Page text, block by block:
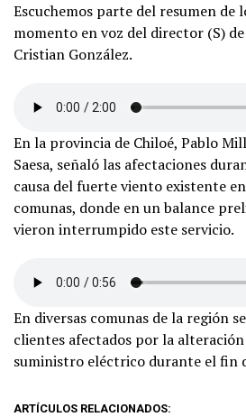
Escuchemos parte del resumen de
momento en voz del director (S)
Cristian González.
En la provincia de Chiloé, Pablo
Saesa, señaló las afectaciones
causa del fuerte viento existente
comunas, donde en un balance
vieron interrumpido este servicio.
En diversas comunas de la región
clientes afectados por la
suministro eléctrico durante el fin
ARTÍCULOS RELACIONADOS: